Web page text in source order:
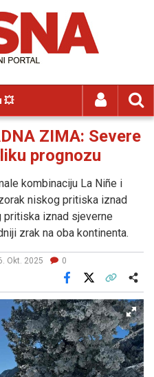
💥
ZIMA: Severe
prognozu
kombinaciju La Niñe i
niskog pritiska iznad
pritiska iznad sjeverne
zrak na oba kontinenta.
Okt. 2025 0
Facebook